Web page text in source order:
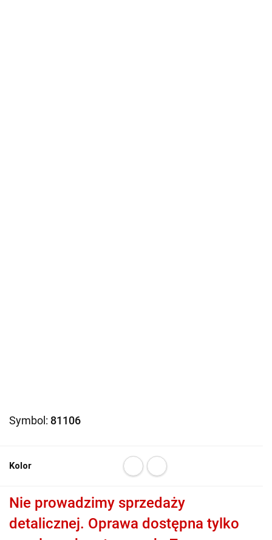
Symbol: 81106
Kolor
Nie prowadzimy sprzedaży
detalicznej. Oprawa dostępna tylko